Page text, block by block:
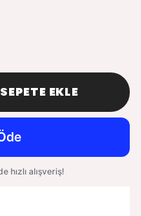
SEPETE EKLE